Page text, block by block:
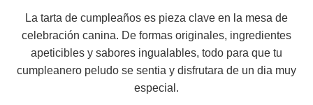
La tarta de cumpleaños es pieza clave en la mesa de
celebración canina. De formas originales, ingredientes
apeticibles y sabores ingualables, todo para que tu
cumpleanero peludo se sentia y disfrutara de un dia muy
especial.